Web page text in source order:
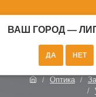
ВАШ ГОРОД —
Оптика